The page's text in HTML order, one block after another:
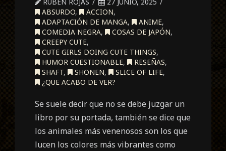
RUBEN ROJAS
27 JUNIO, 2025
ABSURDO, ACCION,
ADAPTACIÓN DE MANGA, ANIME,
COMEDIA NEGRA, COSAS DE JAPÓN,
CREEPY CUTE,
CUTE GIRLS DOING CUTE THINGS,
HUMOR CUESTIONABLE, RESEÑAS,
SHAFT, SHONEN, SLICE OF LIFE,
¿QUE ACABO DE VER?
Se suele decir que no se debe juzgar un
libro por su portada, también se dice que
los animales más venenosos son los que
lucen los colores más vibrantes como